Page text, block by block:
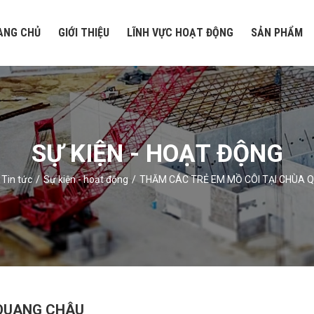
CHỦ GIỚI THIỆU LĨNH VỰC HOẠT ĐỘNG SẢN PHẨM
SỰ KIỆN - HOẠT ĐỘNG
Tin tức Sự kiện - hoạt động THĂM CÁC TRẺ EM MỒ CÔI TẠI CHÙA
CHÂU